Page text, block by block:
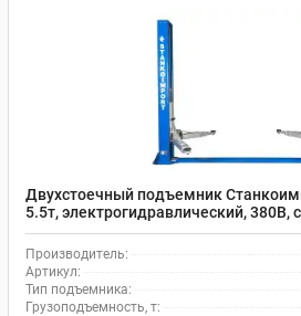
Двухстоечный подъемник
5.5т, электрогидравлический, 380В,
синхронизацией, 110-1800 мм
Производитель:
Артикул:
Тип подъемника:
Грузоподъемность, т: